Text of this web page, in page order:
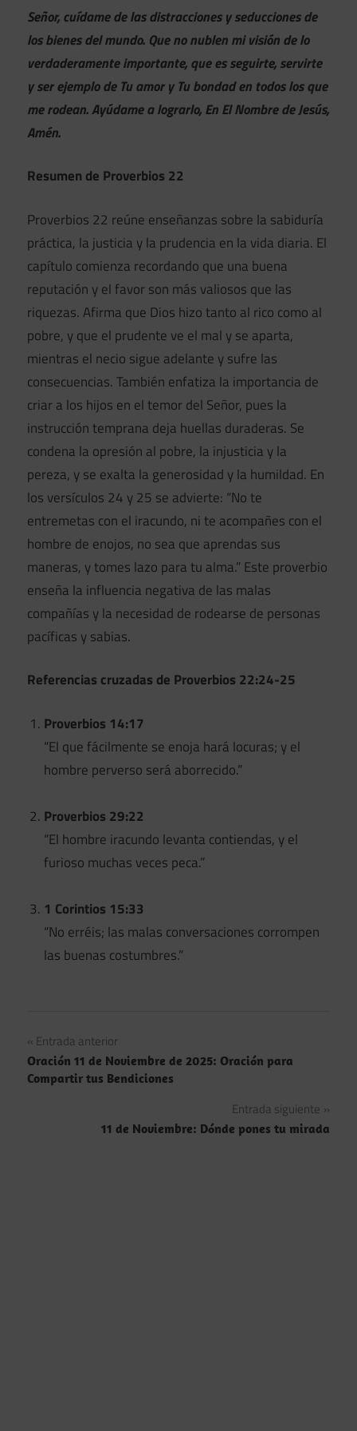
Señor, cuídame de las distracciones y seducciones de
los bienes del mundo. Que no nublen mi visión de lo
verdaderamente importante, que es seguirte, servirte
y ser ejemplo de Tu amor y Tu bondad en todos los que
me rodean. Ayúdame a lograrlo, En El Nombre de Jesús,
Amén.
Resumen de Proverbios 22
Proverbios 22 reúne enseñanzas sobre la sabiduría
práctica, la justicia y la prudencia en la vida diaria. El
capítulo comienza recordando que una buena
reputación y el favor son más valiosos que las
riquezas. Afirma que Dios hizo tanto al rico como al
pobre, y que el prudente ve el mal y se aparta,
mientras el necio sigue adelante y sufre las
consecuencias. También enfatiza la importancia de
criar a los hijos en el temor del Señor, pues la
instrucción temprana deja huellas duraderas. Se
condena la opresión al pobre, la injusticia y la
pereza, y se exalta la generosidad y la humildad. En
los versículos 24 y 25 se advierte: “No te
entremetas con el iracundo, ni te acompañes con el
hombre de enojos, no sea que aprendas sus
maneras, y tomes lazo para tu alma.” Este proverbio
enseña la influencia negativa de las malas
compañías y la necesidad de rodearse de personas
pacíficas y sabias.
Referencias cruzadas de Proverbios 22:24-25
Proverbios 14:17
“El que fácilmente se enoja hará locuras; y el
hombre perverso será aborrecido.”
Proverbios 29:22
“El hombre iracundo levanta contiendas, y el
furioso muchas veces peca.”
1 Corintios 15:33
“No erréis; las malas conversaciones corrompen
las buenas costumbres.”
Navegación
de
Entrada anterior
Oración 11 de Noviembre de 2025: Oración para
Compartir tus Bendiciones
Entrada siguiente
11 de Noviembre: Dónde pones tu mirada